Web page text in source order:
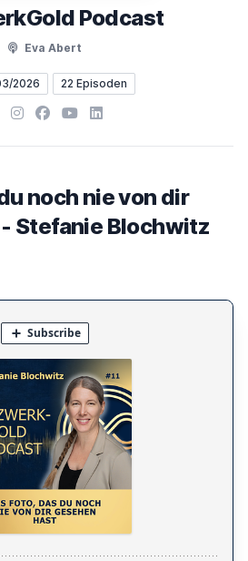
Podcast
Eva Abert
2026 22 Episoden
Instagram
Facebook
YouTubeLinkedIn
noch nie von dir
Stefanie Blochwitz